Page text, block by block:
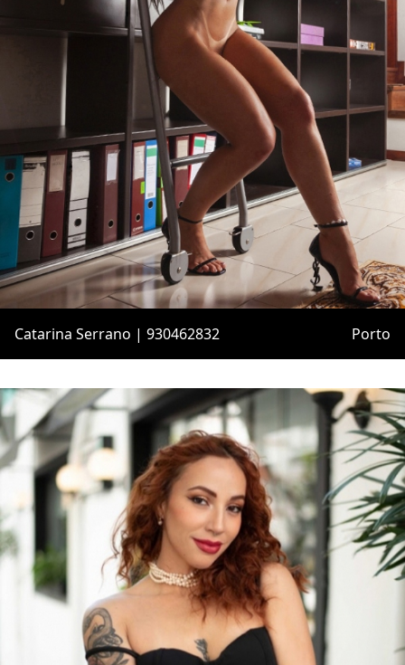
Catarina Serrano | 930462832 Porto